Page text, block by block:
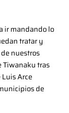
ir mandando lo
tratar y
nuestros
Tiwanaku tras
Arce
de